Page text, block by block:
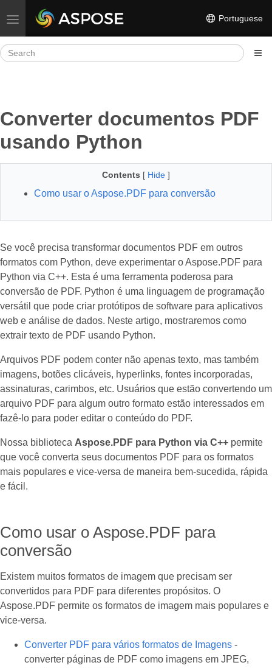
Toggle navigation Portuguese
Converter documentos PDF
usando Python
Contents [ Hide ]
Como usar o Aspose.PDF para conversão
Se você precisa transformar documentos PDF em outros
formatos com Python, deve experimentar o Aspose.PDF para
Python via C++. Esta é uma ferramenta poderosa para
conversão de PDF. Python é uma linguagem de programação
versátil que pode criar protótipos de software para aplicativos
web e análise de dados. Neste artigo, mostraremos como
extrair texto de PDF usando Python.
Arquivos PDF podem conter não apenas texto, mas também
imagens, botões clicáveis, hyperlinks, fontes incorporadas,
assinaturas, carimbos, etc. Usuários que estão convertendo um
arquivo PDF para algum outro formato estão interessados em
fazê-lo para poder editar o conteúdo do PDF.
Nossa biblioteca Aspose.PDF para Python via C++ permite
que você converta seus documentos PDF para os formatos
mais populares e vice-versa de maneira bem-sucedida, rápida
e fácil.
Como usar o Aspose.PDF para
conversão
Existem muitos formatos de imagem que precisam ser
convertidos para PDF para diferentes propósitos. O
Aspose.PDF permite os formatos de imagem mais populares e
vice-versa.
Converter PDF para vários formatos de Imagens -
converter páginas de PDF como imagens em JPEG,